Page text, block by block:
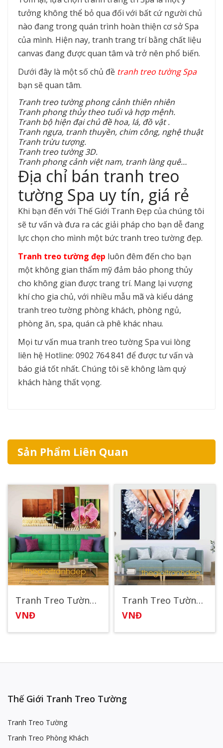
tưởng không thể bỏ qua đối với bất cứ người chủ
nào đang trong quán trình hoàn thiện cơ sở Spa
của mình. Hiện nay, tranh trang trí bằng chất liệu
canvas đang được quan tâm và trở nên phổ biến.
Dưới đây là một số chủ đề tranh treo tường Spa
bạn sẽ quan tâm.
Tranh treo tường phong cảnh thiên nhiên
Tranh phong thủy theo tuổi và hợp mệnh.
Tranh bộ hiện đại chủ đề hoa, lá, đồ vật .
Tranh ngựa, tranh thuyền, chim công, nghệ thuật
Tranh trừu tượng.
Tranh treo tường 3D.
Tranh phong cảnh việt nam, tranh làng quê…
Địa chỉ bán tranh treo
tường Spa uy tín, giá rẻ
Khi bạn đến với Thế Giới Tranh Đẹp của chúng tôi
sẽ tư vấn và đưa ra các giải pháp cho bạn dễ đang
lực chọn cho mình một bức tranh treo tường đẹp.
Tranh treo tường đẹp luôn đêm đến cho bạn
một không gian thẩm mỹ đảm bảo phong thủy
cho không gian được trang trí. Mang lại vượng
khí cho gia chủ, với nhiều mẫu mã và kiểu dáng
tranh treo tường phòng khách, phòng ngủ,
phòng ăn, spa, quán cà phê khác nhau.
Mọi tư vấn mua tranh treo tường Spa vui lòng
liên hệ Hotline: 0902 764 841 để được tư vấn và
báo giá tốt nhất. Chúng tôi sẽ không làm quý
khách hàng thất vọng.
Sản Phẩm Liên Quan
Tranh Treo Tường Spa112
VNĐ
Tranh Treo Tường Spa1
VNĐ
Thế Giới Tranh Treo Tường
Tranh Treo Tường
Tranh Treo Phòng Khách